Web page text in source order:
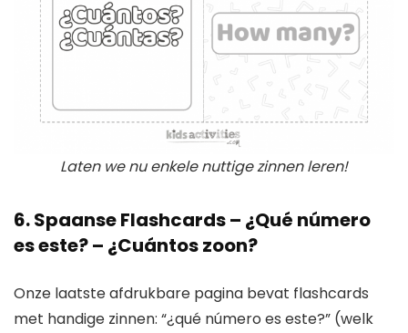
Laten we nu enkele nuttige zinnen leren!
6. Spaanse Flashcards – ¿Qué número
es este? – ¿Cuántos zoon?
Onze laatste afdrukbare pagina bevat flashcards
met handige zinnen: “¿qué número es este?” (welk